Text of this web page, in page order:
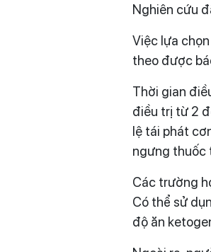
Nghiên cứu
Việc lựa
theo được
Thời gian
điều trị từ 2
lệ tái phát
ngưng thuốc
Các trường
Có thể sử
độ ăn